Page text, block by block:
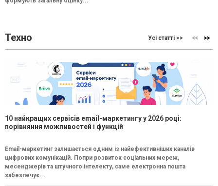
Техно Усі статті >>
10 найкращих сервісів email-маркетингу у 2026 році:
порівняння можливостей і функцій
Email-маркетинг залишається одним із найефективніших каналів
цифрових комунікацій. Попри розвиток соціальних мереж,
месенджерів та штучного інтелекту, саме електронна пошта
забезпечує...